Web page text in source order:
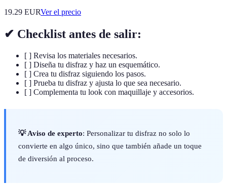
19.29 EURVer el precio
✔ Checklist antes de salir:
[ ] Revisa los materiales necesarios.
[ ] Diseña tu disfraz y haz un esquemático.
[ ] Crea tu disfraz siguiendo los pasos.
[ ] Prueba tu disfraz y ajusta lo que sea necesario.
[ ] Complementa tu look con maquillaje y accesorios.
💡 Aviso de experto: Personalizar tu disfraz no solo lo
convierte en algo único, sino que también añade un toque
de diversión al proceso.